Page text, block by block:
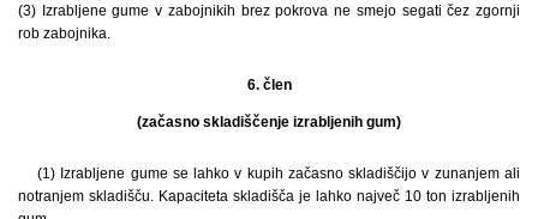
(3) Izrabljene gume v zabojnikih brez pokrova ne smejo segati čez zgornji
rob zabojnika.
6. člen
(začasno skladiščenje izrabljenih gum)
(1) Izrabljene gume se lahko v kupih začasno skladiščijo v zunanjem ali
notranjem skladišču. Kapaciteta skladišča je lahko največ 10 ton izrabljenih